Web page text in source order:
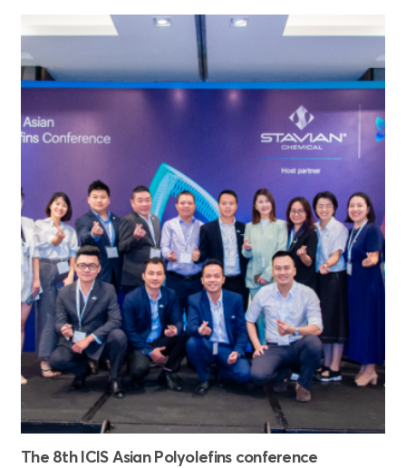
The 8th ICIS Asian Polyolefins conference